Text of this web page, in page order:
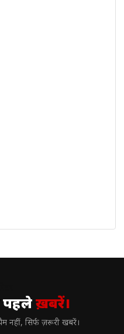
पहलेख़बरें।
नहीं, सिर्फ ज़रूरी खबरें।